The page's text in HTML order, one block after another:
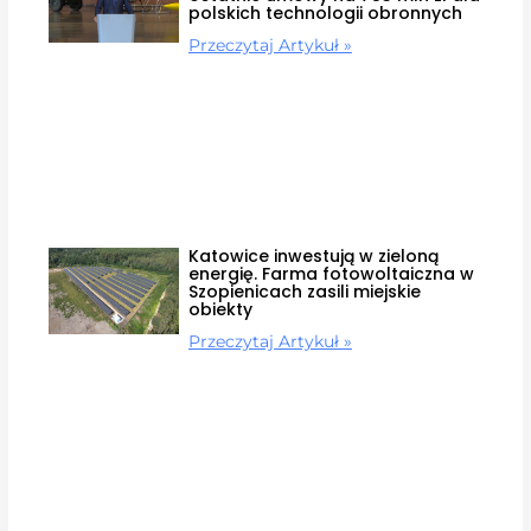
polskich technologii obronnych
Przeczytaj Artykuł »
Katowice inwestują w zieloną
energię. Farma fotowoltaiczna w
Szopienicach zasili miejskie
obiekty
Przeczytaj Artykuł »